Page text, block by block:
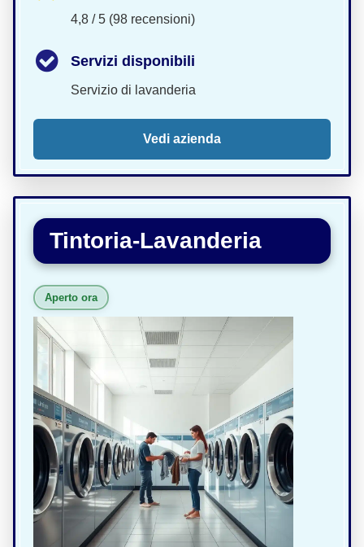
4,8 / 5 (98 recensioni)
Servizi disponibili
Servizio di lavanderia
Vedi azienda
Tintoria-Lavanderia
Aperto ora